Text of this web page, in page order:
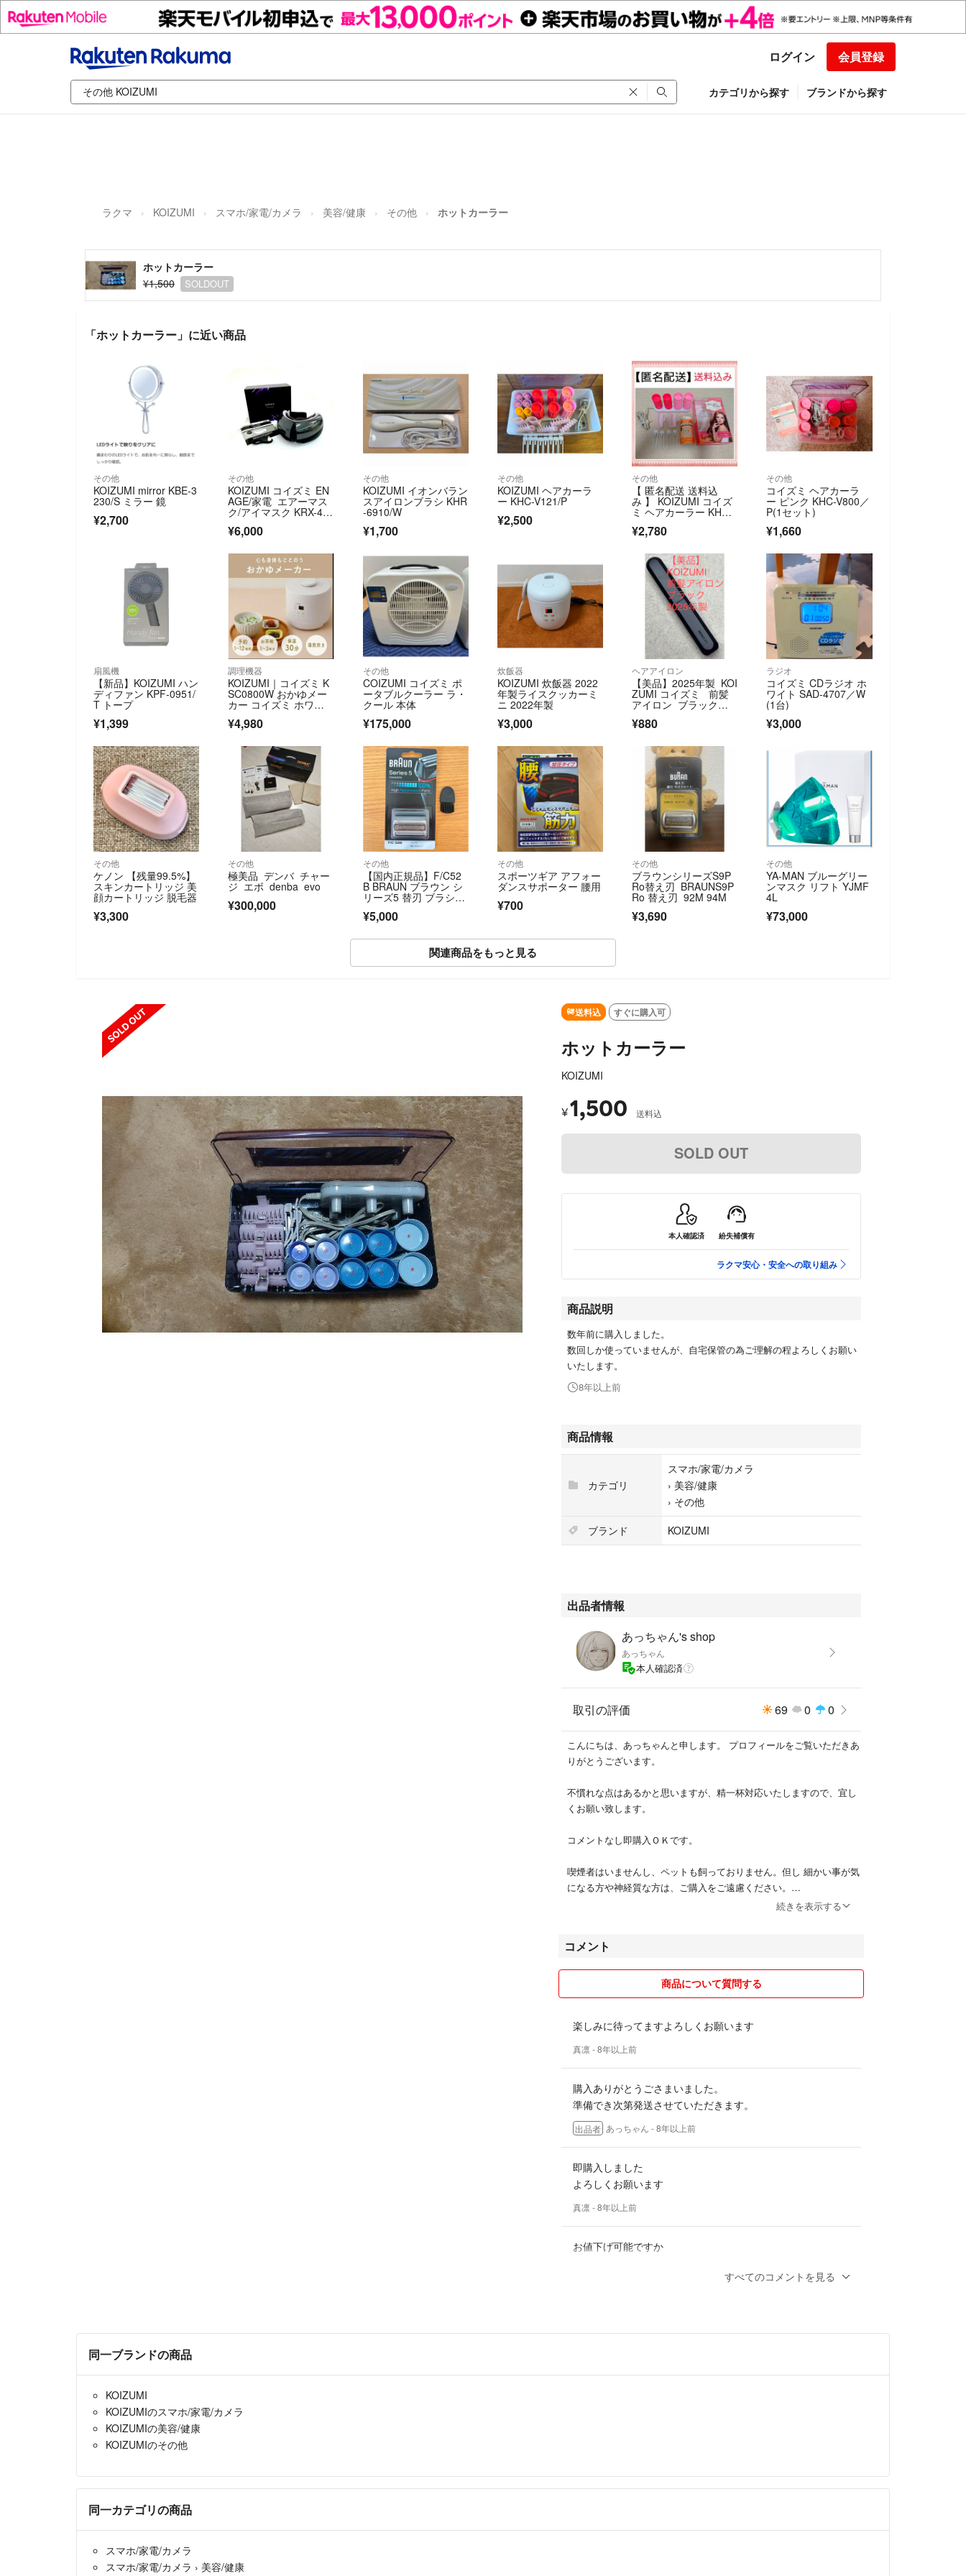
ログイン 会員登録
カテゴリから探す ブランドから探す
ラクマ KOIZUMI スマホ/家電/カメラ 美容/健康 その他 ホットカーラー
ホットカーラー
¥1,500
SOLDOUT
「ホットカーラー」に近い商品
その他
KOIZUMI mirror KBE-3
230/S ミラー 鏡
¥2,700
その他
KOIZUMI コイズミ EN
AGE/家電 エアーマス
ク/アイマスク KRX-40
30/K ブラック ユニセ
ックス / 24000223331
¥6,000
その他
KOIZUMI イオンバラン
スアイロンブラシ KHR
-6910/W
¥1,700
その他
KOIZUMI ヘアカーラ
ー KHC-V121/P
¥2,500
その他
【 匿名配送 送料込
み 】 KOIZUMI コイズ
ミ ヘアカーラー KHC-
V400/P
¥2,780
その他
コイズミ ヘアカーラ
ー ピンク KHC-V800／
P(1セット)
¥1,660
扇風機
【新品】KOIZUMI ハン
ディファン KPF-0951/
T トープ
¥1,399
調理機器
KOIZUMI｜コイズミ K
SC0800W おかゆメー
カー コイズミ ホワイ
¥4,980
その他
COIZUMI コイズミ ポ
ータブルクーラー ラ・
クール 本体
¥175,000
炊飯器
KOIZUMI 炊飯器 2022
年製ライスクッカーミ
ニ 2022年製
¥3,000
ヘアアイロン
【美品】2025年製 KOI
ZUMI コイズミ 前髪
アイロン ブラック本
¥880
ラジオ
コイズミ CDラジオ ホ
ワイト SAD-4707／W
(1台)
¥3,000
その他
ケノン 【残量99.5%】
スキンカートリッジ 美
顔カートリッジ 脱毛器
¥3,300
その他
極美品 デンバ チャー
ジ エボ denba evo
¥300,000
その他
【国内正規品】F/C52
B BRAUN ブラウン シ
リーズ5 替刃 ブラシ付
¥5,000
その他
スポーツギア アフォー
ダンスサポーター 腰用
¥700
その他
ブラウンシリーズS9P
Ro替え刃 BRAUNS9P
Ro 替え刃 92M 94M
¥3,690
その他
YA-MAN ブルーグリー
ンマスク リフト YJMF
4L
¥73,000
関連商品をもっと見る
送料込 すぐに購入可
ホットカーラー
KOIZUMI
¥1,500 送料込
SOLD OUT
本人確認済 紛失補償有
ラクマ安心・安全への取り組み
商品説明
数年前に購入しました。
数回しか使っていませんが、自宅保管の為ご理解の程よろしくお願い
いたします。
8年以上前
商品情報
カテゴリ
スマホ/家電/カメラ
› 美容/健康
› その他
ブランド
KOIZUMI
出品者情報
あっちゃん's shop
あっちゃん
本人確認済
取引の評価 69 0 0
こんにちは、あっちゃんと申します。 プロフィールをご覧いただきあ
りがとうございます。
不慣れな点はあるかと思いますが、精一杯対応いたしますので、宜し
くお願い致します。
コメントなし即購入ＯＫです。
喫煙者はいませんし、ペットも飼っておりません。但し 細かい事が気
になる方や神経質な方は、ご購入をご遠慮ください。
下さい。
少しでも皆様との気持ちの良い取引をしたいと思います。不明な点は
何なりとご指摘ください。
どうぞ宜しくお願い致します。
続きを表示する
コメント
商品について質問する
楽しみに待ってますよろしくお願います
真凛- 8年以上前
購入ありがとうごさまいました。
準備でき次第発送させていただきます。
出品者 あっちゃん - 8年以上前
即購入しました
よろしくお願います
真凛- 8年以上前
お値下げ可能ですか
すべてのコメントを見る
同一ブランドの商品
KOIZUMI
KOIZUMIのスマホ/家電/カメラ
KOIZUMIの美容/健康
KOIZUMIのその他
同一カテゴリの商品
スマホ/家電/カメラ
スマホ/家電/カメラ › 美容/健康